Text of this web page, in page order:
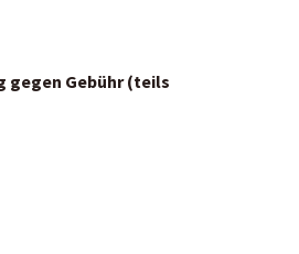
gegen Gebühr (teils